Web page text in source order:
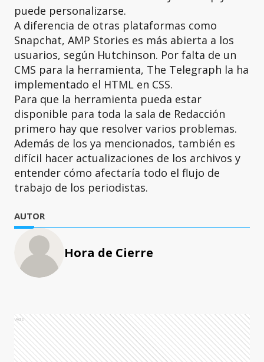
puede personalizarse.
A diferencia de otras plataformas como
Snapchat, AMP Stories es más abierta a los
usuarios, según Hutchinson. Por falta de un
CMS para la herramienta, The Telegraph la ha
implementado el HTML en CSS.
Para que la herramienta pueda estar
disponible para toda la sala de Redacción
primero hay que resolver varios problemas.
Además de los ya mencionados, también es
difícil hacer actualizaciones de los archivos y
entender cómo afectaría todo el flujo de
trabajo de los periodistas.
AUTOR
Hora de Cierre
Ads